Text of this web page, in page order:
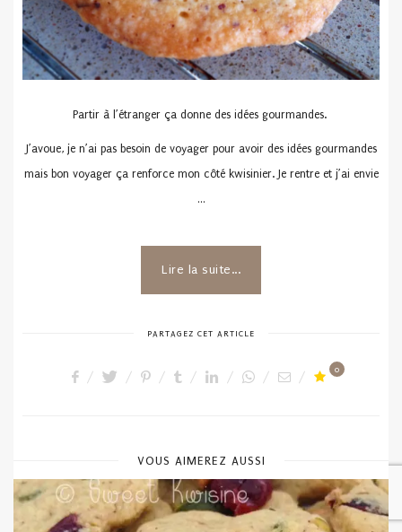
Partir à l’étranger ça donne des idées gourmandes.
J’avoue, je n’ai pas besoin de voyager pour avoir des idées gourmandes
mais bon voyager ça renforce mon côté kwisinier. Je rentre et j’ai envie
…
Lire la suite...
PARTAGEZ CET ARTICLE
0
VOUS AIMEREZ AUSSI